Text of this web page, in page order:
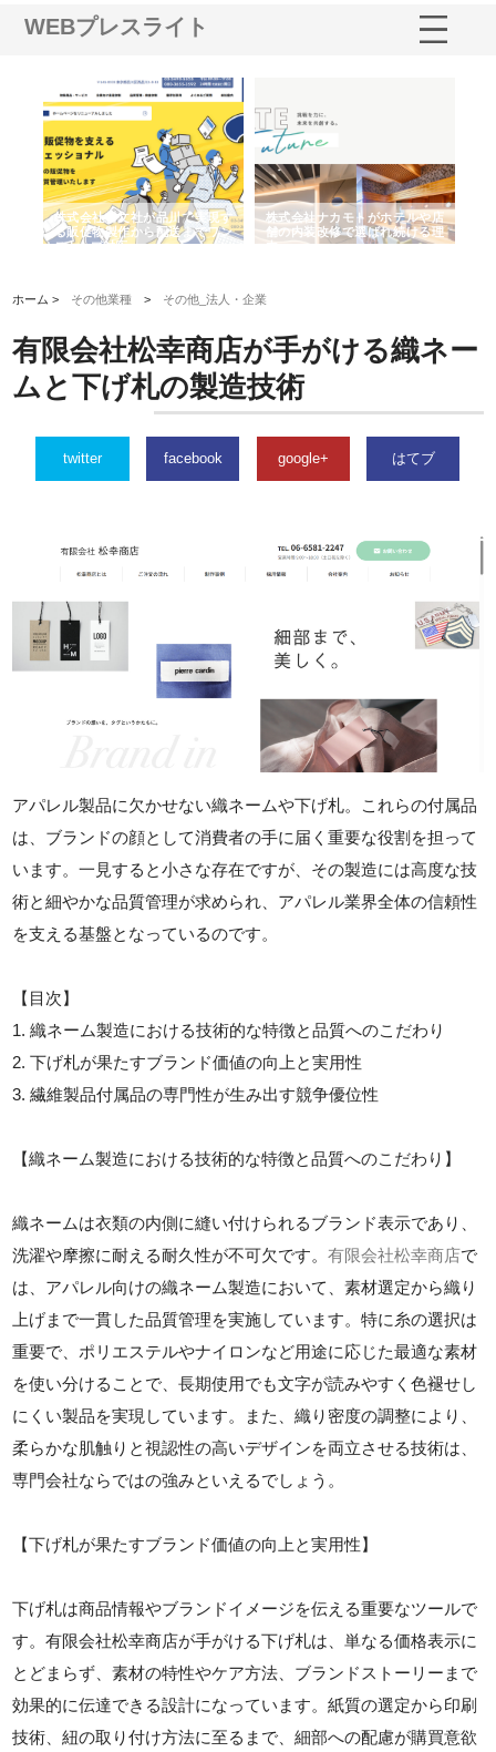
WEBプレスライト
株式会社耕文社が品川で実現す
る販促物製作から配送までワン
ストップ対応
株式会社ナカモトがホテルや店
舗の内装改修で選ばれ続ける理
由
ホーム > その他業種 > その他_法人・企業
有限会社松幸商店が手がける織ネー
ムと下げ札の製造技術
twitter facebook google+ はてブ
アパレル製品に欠かせない織ネームや下げ札。これらの付属品
は、ブランドの顔として消費者の手に届く重要な役割を担って
います。一見すると小さな存在ですが、その製造には高度な技
術と細やかな品質管理が求められ、アパレル業界全体の信頼性
を支える基盤となっているのです。
【目次】
1. 織ネーム製造における技術的な特徴と品質へのこだわり
2. 下げ札が果たすブランド価値の向上と実用性
3. 繊維製品付属品の専門性が生み出す競争優位性
【織ネーム製造における技術的な特徴と品質へのこだわり】
織ネームは衣類の内側に縫い付けられるブランド表示であり、
洗濯や摩擦に耐える耐久性が不可欠です。有限会社松幸商店で
は、アパレル向けの織ネーム製造において、素材選定から織り
上げまで一貫した品質管理を実施しています。特に糸の選択は
重要で、ポリエステルやナイロンなど用途に応じた最適な素材
を使い分けることで、長期使用でも文字が読みやすく色褪せし
にくい製品を実現しています。また、織り密度の調整により、
柔らかな肌触りと視認性の高いデザインを両立させる技術は、
専門会社ならではの強みといえるでしょう。
【下げ札が果たすブランド価値の向上と実用性】
下げ札は商品情報やブランドイメージを伝える重要なツールで
す。有限会社松幸商店が手がける下げ札は、単なる価格表示に
とどまらず、素材の特性やケア方法、ブランドストーリーまで
効果的に伝達できる設計になっています。紙質の選定から印刷
技術、紐の取り付け方法に至るまで、細部への配慮が購買意欲